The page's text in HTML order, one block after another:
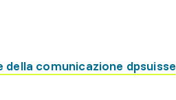
della comunicazione dpsuisse